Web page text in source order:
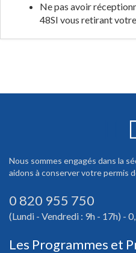
Ne pas avoir
48SI vous retirant
Nous sommes engagés dans la
aidons à conserver votre permis
0 820 955 750
(Lundi - Vendredi : 9h - 17h) -
Les Programmes et